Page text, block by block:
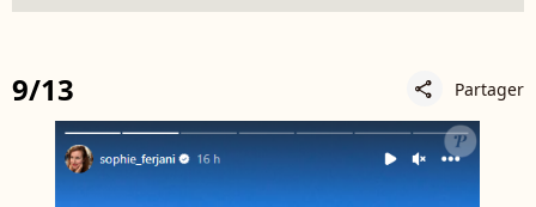
9/13 share Partager